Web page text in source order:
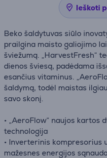
Ieškoti
Beko šaldytuvas siūlo
prailgina maisto galiojimo
šviežumą. „HarvestFresh“
dienos šviesą, padėdama
esančius vitaminus.
šaldymą, todėl maistas
savo skonį.
• „AeroFlow“ naujos kartos
technologija
• Inverterinis kompresorius
mažesnes energijos